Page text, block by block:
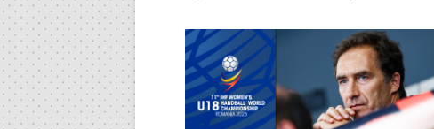
Anterior